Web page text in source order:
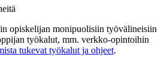
opiskelijan monipuolisiin työvälineisiin
työkalut, mm. verkko-opintoihin
tukevat työkalut ja ohjeet.